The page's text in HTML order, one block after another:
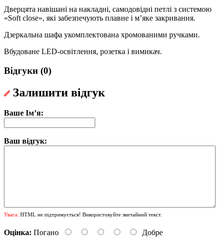
Дверцята навішані на накладні, самодовідні петлі з системою
«Soft close», які забезпечують плавне і м’яке закривання.
Дзеркальна шафа укомплектована хромованими ручками.
Вбудоване LED-освітлення, розетка і вимикач.
Відгуки (0)
Залишити відгук
Ваше Ім’я:
Ваш відгук:
Увага: HTML не підтримується! Використовуйте звичайний текст.
Оцінка: Погано Добре